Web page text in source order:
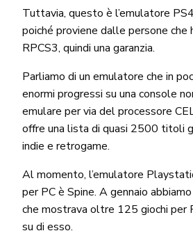
Tuttavia, questo è l’emulatore
poiché proviene dalle persone che
RPCS3, quindi una garanzia.
Parliamo di un emulatore che in
enormi progressi su una console
emulare per via del processore
offre una lista di quasi 2500 titoli
indie e retrogame.
Al momento, l’emulatore
per PC è Spine. A gennaio
che mostrava oltre 125 giochi per
su di esso.